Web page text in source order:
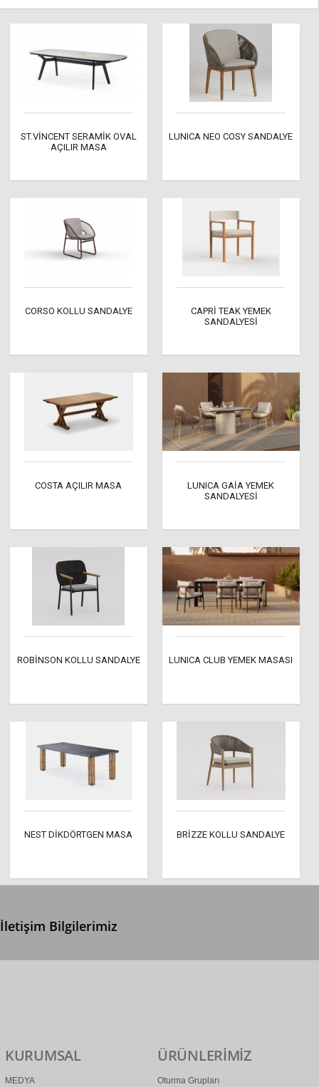
ST.VİNCENT SERAMİK OVAL
AÇILIR MASA
LUNICA NEO COSY SANDALYE
CORSO KOLLU SANDALYE
CAPRİ TEAK YEMEK
SANDALYESİ
COSTA AÇILIR MASA
LUNICA GAİA YEMEK
SANDALYESİ
ROBİNSON KOLLU SANDALYE LUNICA CLUB YEMEK MASASI
NEST DİKDÖRTGEN MASA BRİZZE KOLLU SANDALYE
İletişim Bilgilerimiz
KURUMSAL
MEDYA
ÜRÜNLERİMİZ
Oturma Grupları